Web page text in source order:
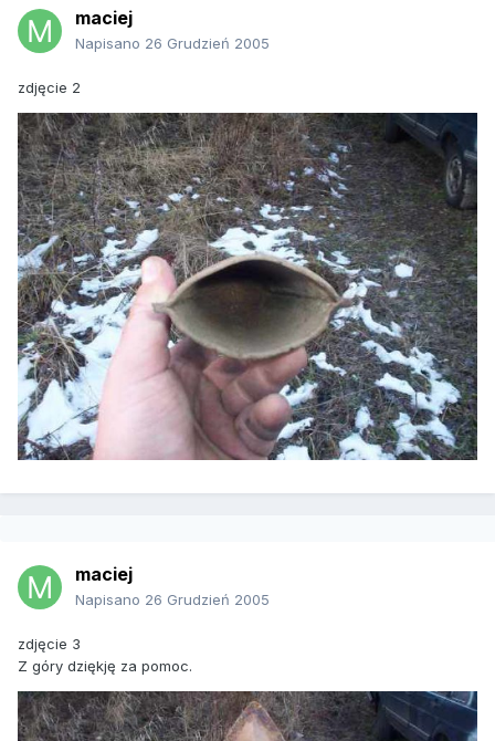
maciej
Napisano 26 Grudzień 2005
zdjęcie 2
maciej
Napisano 26 Grudzień 2005
zdjęcie 3
Z góry dziękję za pomoc.